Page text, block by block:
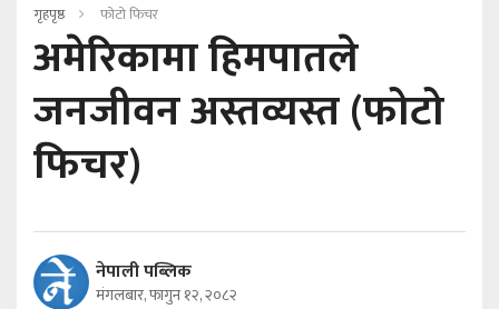
गृहपृष्ठ फोटो फिचर
अमेरिकामा हिमपातले
जनजीवन अस्तव्यस्त (फोटो
फिचर)
नेपाली पब्लिक
मंगलबार, फागुन १२, २०८२